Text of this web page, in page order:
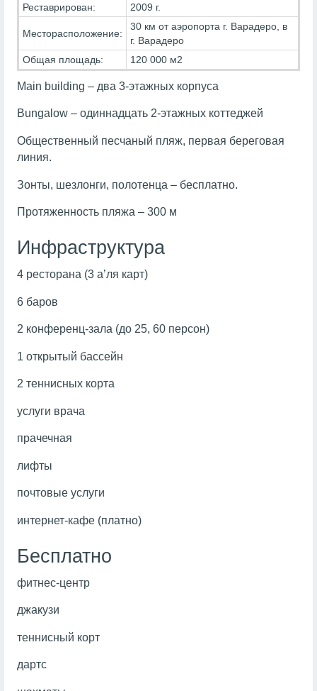
Реставрирован:
2009 г.
Месторасположение:
30 км от аэропорта г. Варадеро, в
г. Варадеро
Общая площадь:
120 000 м2
Main building – два 3-этажных корпуса
Bungalow – одиннадцать 2-этажных коттеджей
Общественный песчаный пляж, первая береговая
линия.
Зонты, шезлонги, полотенца – бесплатно.
Протяженность пляжа – 300 м
Инфраструктура
4 ресторана (3 а’ля карт)
6 баров
2 конференц-зала (до 25, 60 персон)
1 открытый бассейн
2 теннисных корта
услуги врача
прачечная
лифты
почтовые услуги
интернет-кафе (платно)
Бесплатно
фитнес-центр
джакузи
теннисный корт
дартс